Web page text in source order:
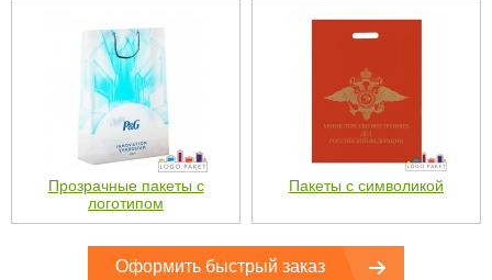
Прозрачные пакеты с
логотипом
Пакеты с символикой
Оформить быстрый заказ